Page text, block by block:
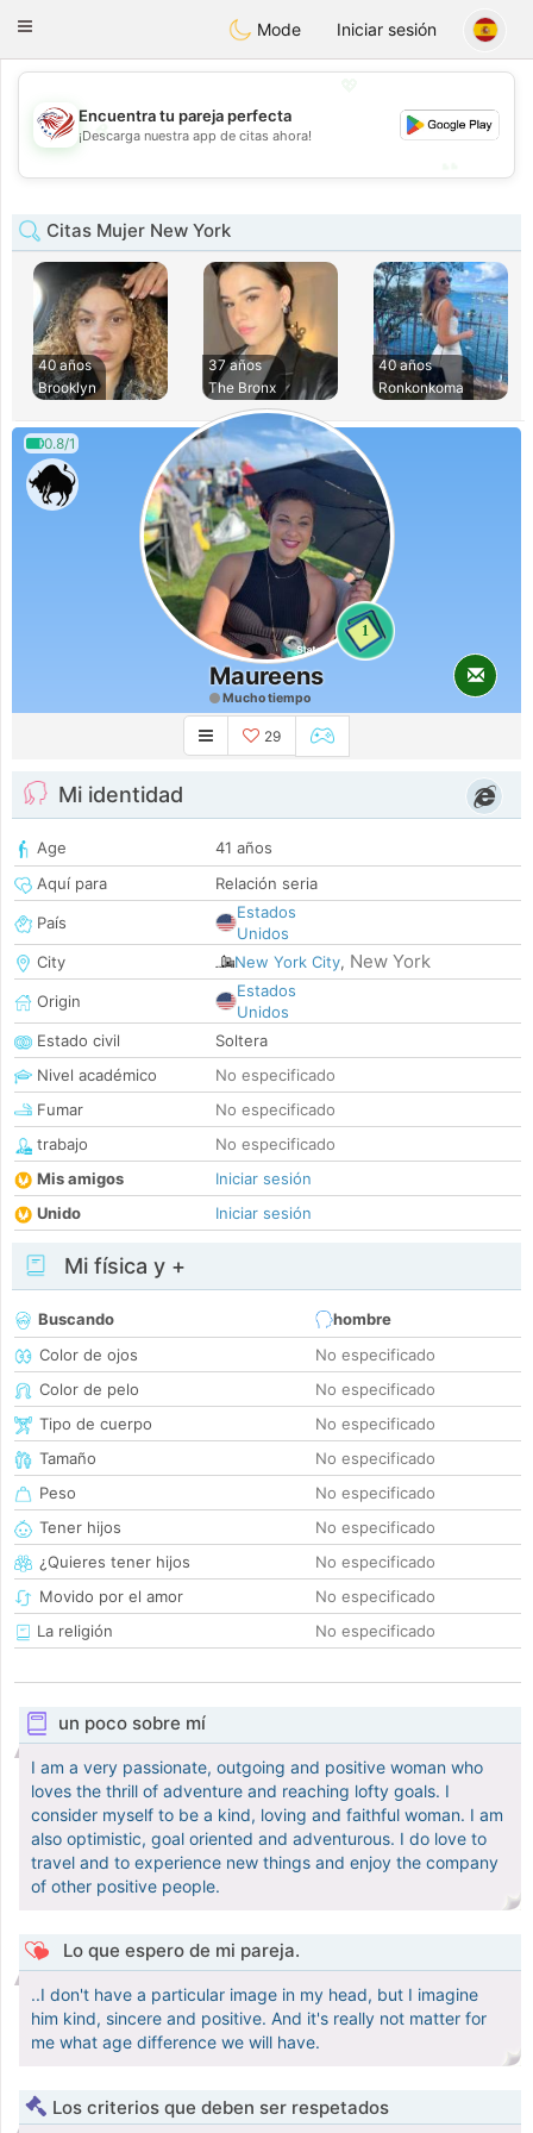
StatesDating
Toggle
Mode Iniciar sesión
💖
💕
Encuentra tu pareja perfecta
¡Descarga nuestra app de citas ahora!
Citas Mujer New York
40 años
Brooklyn
37 años
The Bronx
40 años
Ronkonkoma
0.8/1
1
Maureens
Mucho tiempo
29
Mi identidad
Age
41 años
Aquí para
Relación seria
País
Estados
Unidos
City
New York City, New York
Origin
Estados
Unidos
Estado civil
Soltera
Nivel académico
No especificado
Fumar
No especificado
trabajo
No especificado
Mis amigos
Iniciar sesión
Unido
Iniciar sesión
Mi física y +
Buscando
hombre
Color de ojos
No especificado
Color de pelo
No especificado
Tipo de cuerpo
No especificado
Tamaño
No especificado
Peso
No especificado
Tener hijos
No especificado
¿Quieres tener hijos
No especificado
Movido por el amor
No especificado
La religión
No especificado
un poco sobre mí
I am a very passionate, outgoing and positive woman who
loves the thrill of adventure and reaching lofty goals. I
consider myself to be a kind, loving and faithful woman. I am
also optimistic, goal oriented and adventurous. I do love to
travel and to experience new things and enjoy the company
of other positive people.
Lo que espero de mi pareja.
..I don't have a particular image in my head, but I imagine
him kind, sincere and positive. And it's really not matter for
me what age difference we will have.
Los criterios que deben ser respetados